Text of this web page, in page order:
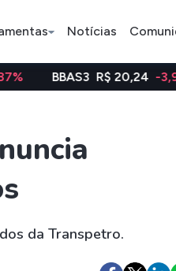
Notícias
Ação
Petrobras
R$ 20,24 -3,94%
da Transpetro.